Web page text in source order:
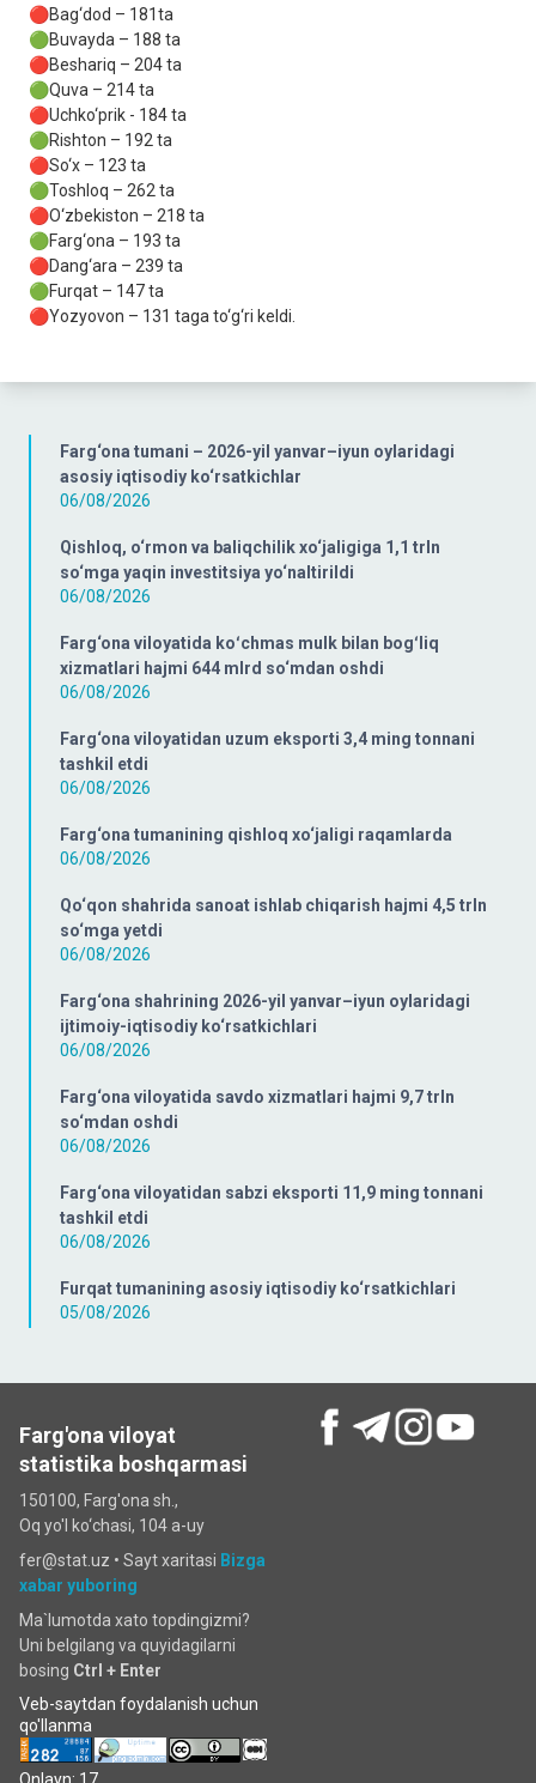
Farg‘ona tumani – 2026-yil yanvar–iyun oylaridagi
asosiy iqtisodiy ko‘rsatkichlar
06/08/2026
Qishloq, o‘rmon va baliqchilik xo‘jaligiga 1,1 trln
so‘mga yaqin investitsiya yo‘naltirildi
06/08/2026
Farg‘ona viloyatida koʻchmas mulk bilan bogʻliq
xizmatlari hajmi 644 mlrd so‘mdan oshdi
06/08/2026
Farg‘ona viloyatidan uzum eksporti 3,4 ming tonnani
tashkil etdi
06/08/2026
Farg‘ona tumanining qishloq xo‘jaligi raqamlarda
06/08/2026
Qo‘qon shahrida sanoat ishlab chiqarish hajmi 4,5 trln
so‘mga yetdi
06/08/2026
Farg‘ona shahrining 2026-yil yanvar–iyun oylaridagi
ijtimoiy-iqtisodiy ko‘rsatkichlari
06/08/2026
Farg‘ona viloyatida savdo xizmatlari hajmi 9,7 trln
so‘mdan oshdi
06/08/2026
Farg‘ona viloyatidan sabzi eksporti 11,9 ming tonnani
tashkil etdi
06/08/2026
Furqat tumanining asosiy iqtisodiy ko‘rsatkichlari
05/08/2026
🔴Bag‘dod – 181ta
🟢Buvayda – 188 ta
🔴Beshariq – 204 ta
🟢Quva – 214 ta
🔴Uchko‘prik - 184 ta
🟢Rishton – 192 ta
🔴So‘x – 123 ta
🟢Toshloq – 262 ta
🔴O‘zbekiston – 218 ta
🟢Farg‘ona – 193 ta
🔴Dang‘ara – 239 ta
🟢Furqat – 147 ta
🔴Yozyovon – 131 taga to‘g‘ri keldi.
Farg'ona viloyat
statistika boshqarmasi
150100, Farg'ona sh.,
Oq yo'l ko‘chаsi, 104 a-uy
fer@stat.uz • Sayt xaritasi Bizga
xabar yuboring
Ma`lumotda xato topdingizmi?
Uni belgilang va quyidagilarni
bosing Ctrl + Enter
Veb-saytdan foydalanish uchun
qo'llanma